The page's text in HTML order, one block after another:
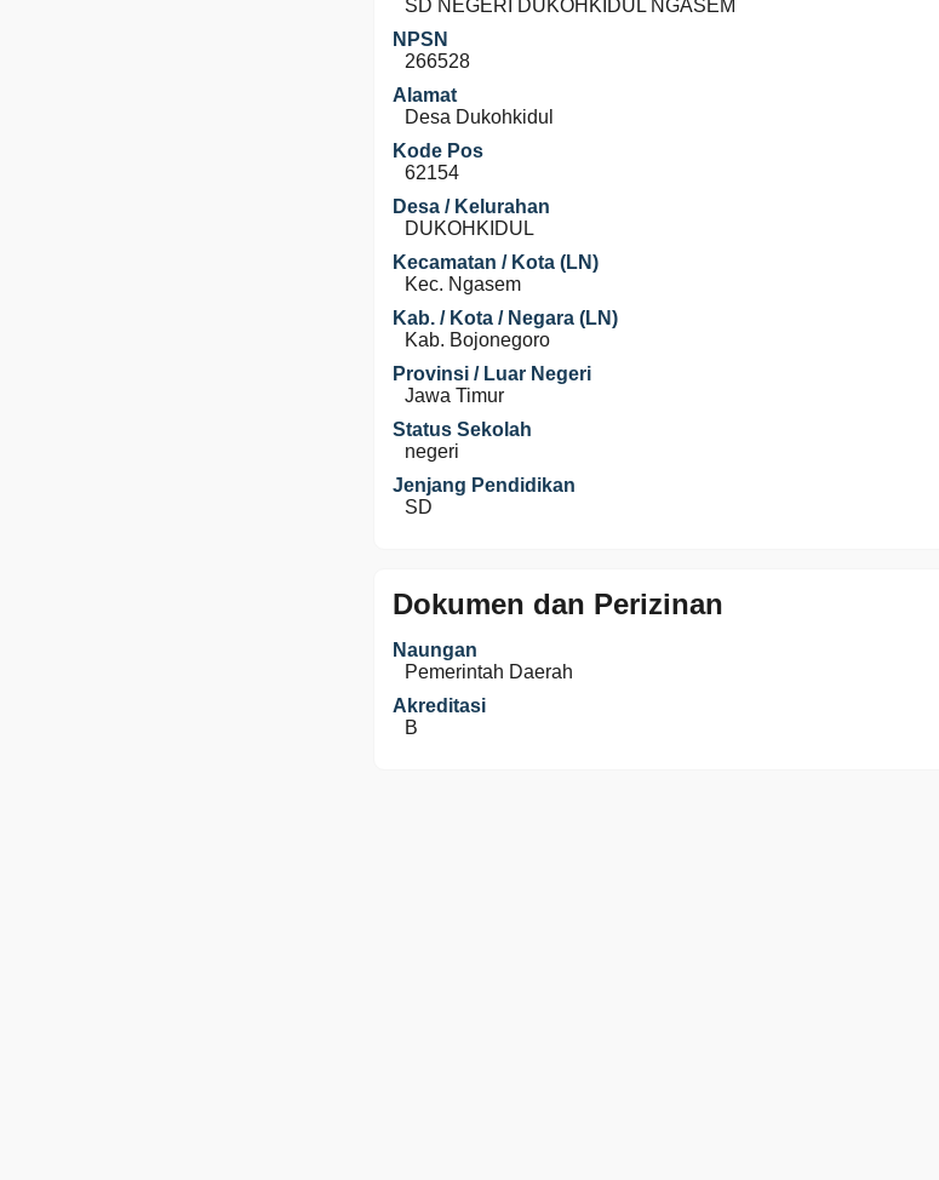
SD NEGERI DUKOHKIDUL NGASEM
NPSN
266528
Alamat
Desa Dukohkidul
Kode Pos
62154
Desa / Kelurahan
DUKOHKIDUL
Kecamatan / Kota (LN)
Kec. Ngasem
Kab. / Kota / Negara (LN)
Kab. Bojonegoro
Provinsi / Luar Negeri
Jawa Timur
Status Sekolah
negeri
Jenjang Pendidikan
SD
Dokumen dan Perizinan
Naungan
Pemerintah Daerah
Akreditasi
B